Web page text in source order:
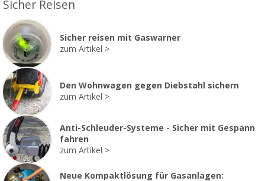
Sicher Reisen
Sicher reisen mit Gaswarner
zum Artikel
Den Wohnwagen gegen Diebstahl sichern
zum Artikel
Anti-Schleuder-Systeme - Sicher mit Gespann
fahren
zum Artikel
Neue Kompaktlösung für Gasanlagen: